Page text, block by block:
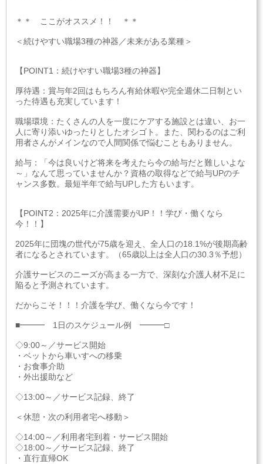
＊＊ ここがオススメ！！ ＊＊
＜続けやすい職場3種の神器／未来がある業種＞
【POINT1：続けやすい職場3種の神器】
厚待遇：賞与年2回はもちろん有給休暇や完全週休二日制とい
った待遇も充実しています！
職場環境：たくさんの人を一度にケアする施設とは違い、お一
人に寄り添いゆったりとしたオシゴト。また、関わるのはご利
用者さんがメインなので人間関係で悩むこともありません。
給与：「今は良いけど将来を考えたら今の給与だと難しいよな
～」なんて思っていませんか？資格の取得などで給与UPのチ
ャンス多数。最短半年で給与UPした方もいます。
【POINT2：2025年に介護需要がUP！！学び・働くなら
今！！】
2025年に団塊の世代が75歳を迎え、全人口の18.1%が後期高齢
者になるとされています。（65歳以上は全人口の30.3％予想）
介護サービスのニーズが高まる一方で、深刻な介護人材不足に
陥ると予測されています。
だからこそ！！！介護を学び、働くなら今です！
■━━━ 1日のスケジュール例 ━━━□
◇9:00～／サービス開始
・ベットから車いすへの移乗
・お食事介助
・外出援助など
◇13:00～／サービス記録、終了
＜休憩・次の利用者宅へ移動＞
◇14:00～／利用者宅到着・サービス開始
◇18:00～／サービス記録、終了
・直行直帰OK